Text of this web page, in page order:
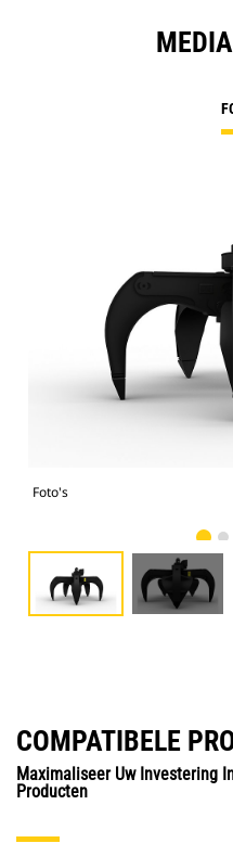
Foto's
COMPATIBELE
Maximaliseer Uw Investering
Producten